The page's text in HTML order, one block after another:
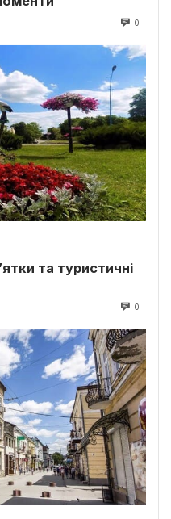
0
та туристичні
0